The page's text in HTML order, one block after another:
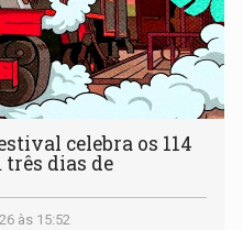
celebra os 114
três dias de
às 15:52